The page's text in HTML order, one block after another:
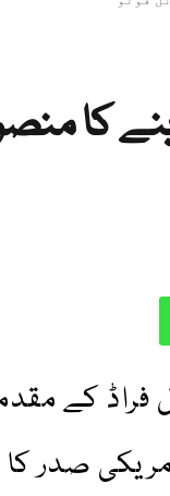
کا
فراڈ کے
صدر